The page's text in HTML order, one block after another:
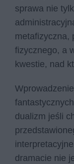
sprawa nie
metafizyczna,
fizycznego, a
kwestie, nad
dualizm jeśli
dramacie nie